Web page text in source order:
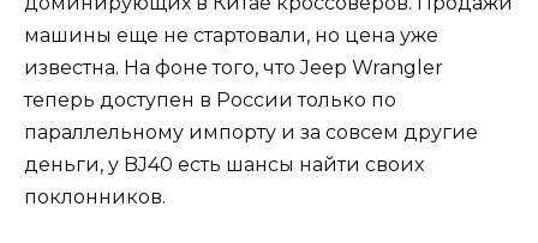
машины еще не стартовали, но цена уже
известна. На фоне того, что Jeep Wrangler
теперь доступен в России только по
параллельному импорту и за совсем другие
деньги, у BJ40 есть шансы найти своих
поклонников.